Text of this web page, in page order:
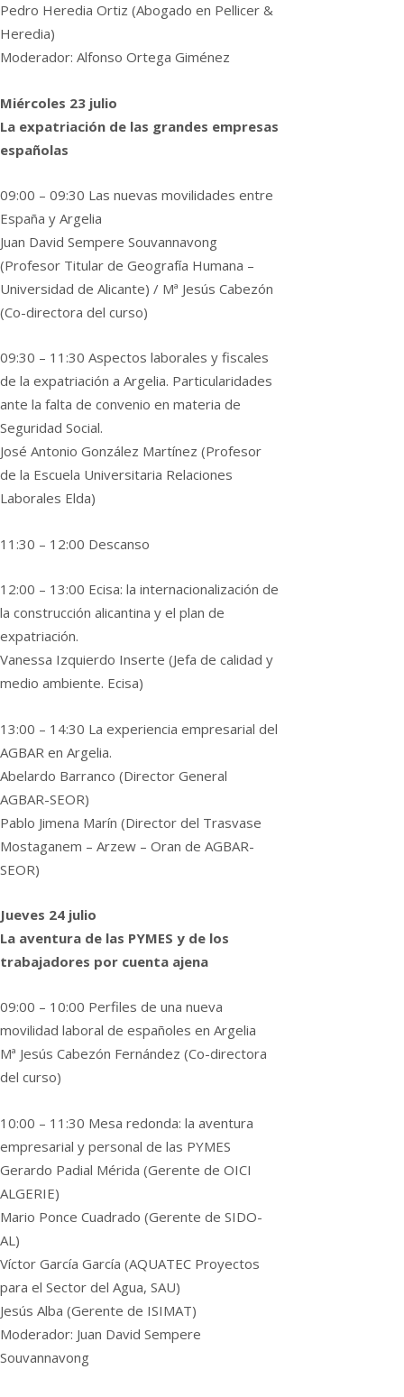
Pedro Heredia Ortiz (Abogado en Pellicer &
Heredia)
Moderador: Alfonso Ortega Giménez
Miércoles 23 julio
La expatriación de las grandes empresas
españolas
09:00 – 09:30 Las nuevas movilidades entre
España y Argelia
Juan David Sempere Souvannavong
(Profesor Titular de Geografía Humana –
Universidad de Alicante) / Mª Jesús Cabezón
(Co-directora del curso)
09:30 – 11:30 Aspectos laborales y fiscales
de la expatriación a Argelia. Particularidades
ante la falta de convenio en materia de
Seguridad Social.
José Antonio González Martínez (Profesor
de la Escuela Universitaria Relaciones
Laborales Elda)
11:30 – 12:00 Descanso
12:00 – 13:00 Ecisa: la internacionalización de
la construcción alicantina y el plan de
expatriación.
Vanessa Izquierdo Inserte (Jefa de calidad y
medio ambiente. Ecisa)
13:00 – 14:30 La experiencia empresarial del
AGBAR en Argelia.
Abelardo Barranco (Director General
AGBAR-SEOR)
Pablo Jimena Marín (Director del Trasvase
Mostaganem – Arzew – Oran de AGBAR-
SEOR)
Jueves 24 julio
La aventura de las PYMES y de los
trabajadores por cuenta ajena
09:00 – 10:00 Perfiles de una nueva
movilidad laboral de españoles en Argelia
Mª Jesús Cabezón Fernández (Co-directora
del curso)
10:00 – 11:30 Mesa redonda: la aventura
empresarial y personal de las PYMES
Gerardo Padial Mérida (Gerente de OICI
ALGERIE)
Mario Ponce Cuadrado (Gerente de SIDO-
AL)
Víctor García García (AQUATEC Proyectos
para el Sector del Agua, SAU)
Jesús Alba (Gerente de ISIMAT)
Moderador: Juan David Sempere
Souvannavong